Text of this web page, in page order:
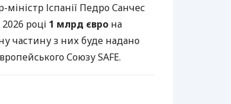
міністр Іспанії Педро Санчес
році 1 млрд євро на
частину з них буде надано
Союзу SAFE.